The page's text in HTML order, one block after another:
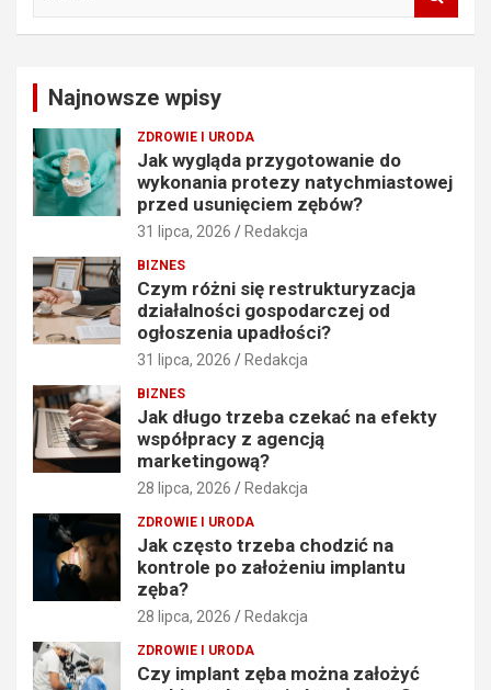
Najnowsze wpisy
ZDROWIE I URODA
Jak wygląda przygotowanie do
wykonania protezy natychmiastowej
przed usunięciem zębów?
31 lipca, 2026 Redakcja
BIZNES
Czym różni się restrukturyzacja
działalności gospodarczej od
ogłoszenia upadłości?
31 lipca, 2026 Redakcja
BIZNES
Jak długo trzeba czekać na efekty
współpracy z agencją
marketingową?
28 lipca, 2026 Redakcja
ZDROWIE I URODA
Jak często trzeba chodzić na
kontrole po założeniu implantu
zęba?
28 lipca, 2026 Redakcja
ZDROWIE I URODA
Czy implant zęba można założyć